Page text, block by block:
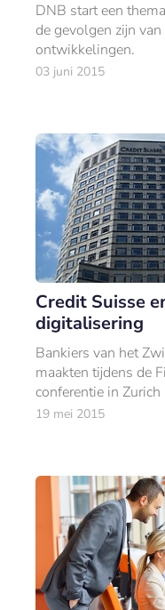
DNB start een
de gevolgen zijn
ontwikkelingen.
03 juni 2015
Credit Suisse
digitalisering
Bankiers van het
maakten tijdens de
conferentie in
nieuwe jonge
19 mei 2015